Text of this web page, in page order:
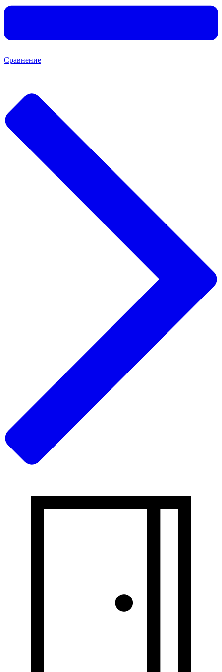
Сравнение